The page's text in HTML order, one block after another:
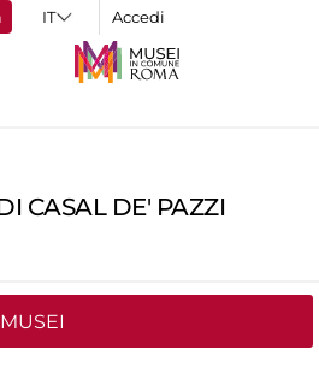
Accedi
CASAL DE' PAZZI